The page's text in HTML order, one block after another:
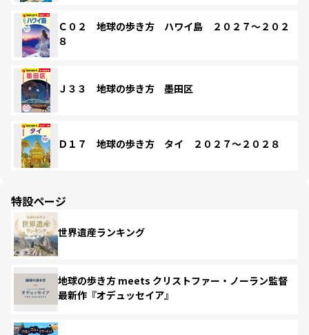
Ｃ０２ 地球の歩き方 ハワイ島 ２０２７～２０２
８
Ｊ３３ 地球の歩き方 墨田区
Ｄ１７ 地球の歩き方 タイ ２０２７～２０２８
特設ページ
世界遺産ランキング
地球の歩き方 meets クリストファー・ノーラン監督
最新作『オデュッセイア』